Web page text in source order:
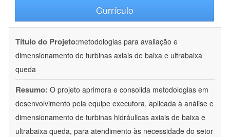
Currículo
Título do Projeto:metodologias para avaliação e
dimensionamento de turbinas axiais de baixa e ultrabaixa
queda
Resumo: O projeto aprimora e consolida metodologias em
desenvolvimento pela equipe executora, aplicada à análise e
dimensionamento de turbinas hidráulicas axiais de baixa e
ultrabaixa queda, para atendimento às necessidade do setor